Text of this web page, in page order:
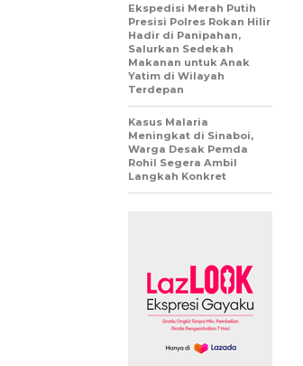
Ekspedisi Merah Putih
Presisi Polres Rokan Hilir
Hadir di Panipahan,
Salurkan Sedekah
Makanan untuk Anak
Yatim di Wilayah
Terdepan
Kasus Malaria
Meningkat di Sinaboi,
Warga Desak Pemda
Rohil Segera Ambil
Langkah Konkret